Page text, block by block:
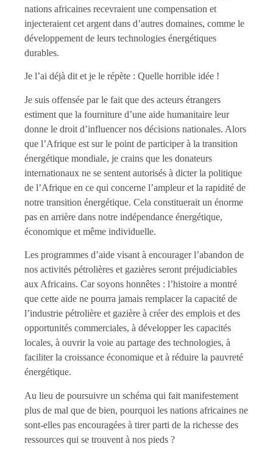
nations africaines recevraient une compensation et
injecteraient cet argent dans d’autres domaines, comme le
développement de leurs technologies énergétiques
durables.
Je l’ai déjà dit et je le répète : Quelle horrible idée !
Je suis offensée par le fait que des acteurs étrangers
estiment que la fourniture d’une aide humanitaire leur
donne le droit d’influencer nos décisions nationales. Alors
que l’Afrique est sur le point de participer à la transition
énergétique mondiale, je crains que les donateurs
internationaux ne se sentent autorisés à dicter la politique
de l’Afrique en ce qui concerne l’ampleur et la rapidité de
notre transition énergétique. Cela constituerait un énorme
pas en arrière dans notre indépendance énergétique,
économique et même individuelle.
Les programmes d’aide visant à encourager l’abandon de
nos activités pétrolières et gazières seront préjudiciables
aux Africains. Car soyons honnêtes : l’histoire a montré
que cette aide ne pourra jamais remplacer la capacité de
l’industrie pétrolière et gazière à créer des emplois et des
opportunités commerciales, à développer les capacités
locales, à ouvrir la voie au partage des technologies, à
faciliter la croissance économique et à réduire la pauvreté
énergétique.
Au lieu de poursuivre un schéma qui fait manifestement
plus de mal que de bien, pourquoi les nations africaines ne
sont-elles pas encouragées à tirer parti de la richesse des
ressources qui se trouvent à nos pieds ?